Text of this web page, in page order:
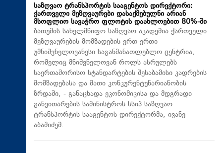
საზღვაო ტრანსპორტის სააგენტოს დირექტორი:
ქართველი მეზღვაურები დასაქმებულნი არიან
მსოფლიო სავაჭრო ფლოტის დაახლოებით 80%-ში
ბათუმის სახელმწიფო საზღვაო აკადემია ქართველი
მეზღვაურების მომზადების ერთ-ერთი
უმნიშვნელოვანესი საგანმანათლებლო ცენტრია,
რომელიც მნიშვნელოვან როლს ასრულებს
საერთაშორისო სტანდარტების შესაბამისი კადრების
მომზადებასა და მათი კონკურენტუნარიანობის
ზრდაში, - განაცხადა ეკონომიკისა და მდგრადი
განვითარების სამინისტროს სსიპ საზღვაო
ტრანსპორტის სააგენტოს დირექტორმა, ივანე
აბაშიძემ.